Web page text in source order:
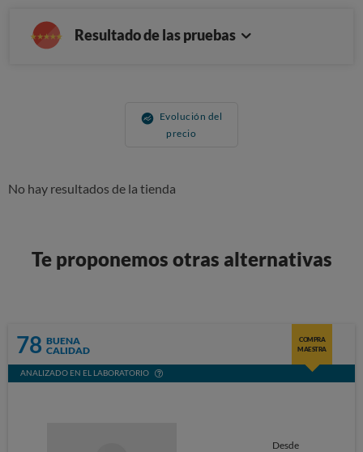
Resultado de las pruebas
Evolución del
precio
No hay resultados de la tienda
Te proponemos otras alternativas
78 BUENA
CALIDAD
COMPRA
MAESTRA
ANALIZADO EN EL LABORATORIO
Desde